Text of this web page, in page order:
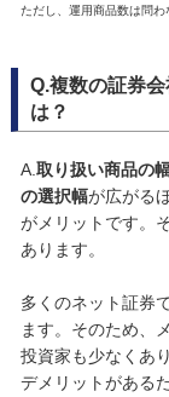
ただし、運用商品数は問
Q.複数の証券
は？
A.取り扱い商品の
の選択幅が広がる
がメリットです。
あります。
多くのネット証券
ます。そのため、
投資家も少なくあ
デメリットがある